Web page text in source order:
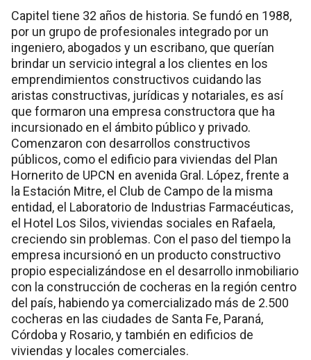
Capitel tiene 32 años de historia. Se fundó en 1988,
por un grupo de profesionales integrado por un
ingeniero, abogados y un escribano, que querían
brindar un servicio integral a los clientes en los
emprendimientos constructivos cuidando las
aristas constructivas, jurídicas y notariales, es así
que formaron una empresa constructora que ha
incursionado en el ámbito público y privado.
Comenzaron con desarrollos constructivos
públicos, como el edificio para viviendas del Plan
Hornerito de UPCN en avenida Gral. López, frente a
la Estación Mitre, el Club de Campo de la misma
entidad, el Laboratorio de Industrias Farmacéuticas,
el Hotel Los Silos, viviendas sociales en Rafaela,
creciendo sin problemas. Con el paso del tiempo la
empresa incursionó en un producto constructivo
propio especializándose en el desarrollo inmobiliario
con la construcción de cocheras en la región centro
del país, habiendo ya comercializado más de 2.500
cocheras en las ciudades de Santa Fe, Paraná,
Córdoba y Rosario, y también en edificios de
viviendas y locales comerciales.